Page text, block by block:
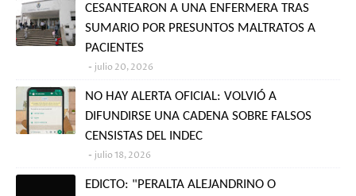
CESANTEARON A UNA ENFERMERA TRAS
SUMARIO POR PRESUNTOS MALTRATOS A
PACIENTES
julio 20, 2026
NO HAY ALERTA OFICIAL: VOLVIÓ A
DIFUNDIRSE UNA CADENA SOBRE FALSOS
CENSISTAS DEL INDEC
julio 18, 2026
EDICTO: "PERALTA ALEJANDRINO O